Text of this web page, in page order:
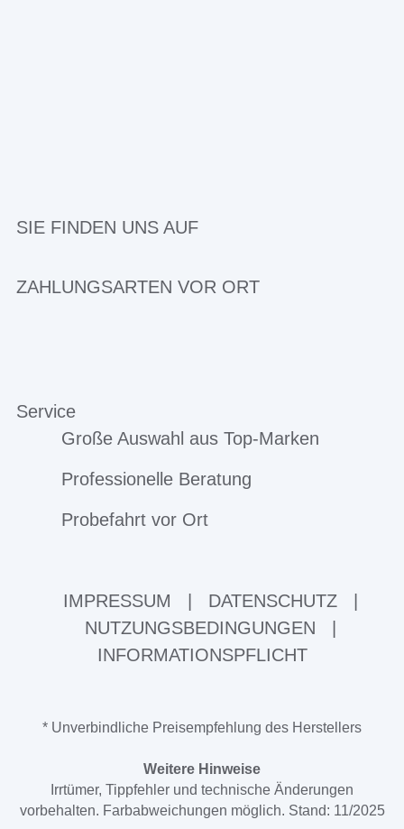
SIE FINDEN UNS AUF
ZAHLUNGSARTEN VOR ORT
Service
Große Auswahl aus Top-Marken
Professionelle Beratung
Probefahrt vor Ort
IMPRESSUM DATENSCHUTZ
NUTZUNGSBEDINGUNGEN
INFORMATIONSPFLICHT
* Unverbindliche Preisempfehlung des Herstellers
Weitere Hinweise
Irrtümer, Tippfehler und technische Änderungen
vorbehalten. Farbabweichungen möglich. Stand: 11/2025